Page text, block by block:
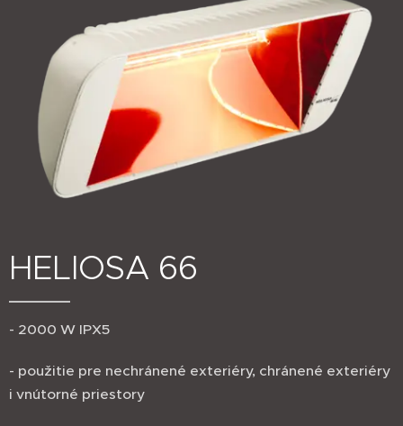
HELIOSA 66
- 2000 W IPX5
- použitie pre nechránené exteriéry, chránené exteriéry
i vnútorné priestory